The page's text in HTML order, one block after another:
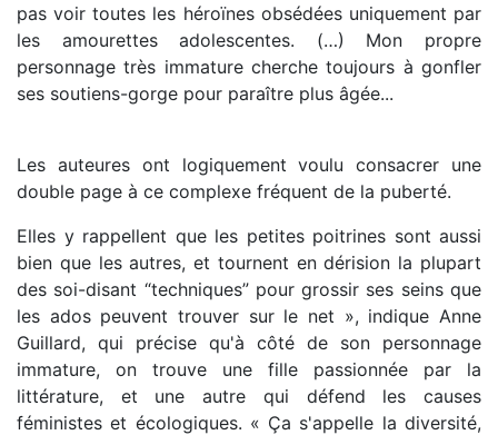
pas voir toutes les héroïnes obsédées uniquement par
les amourettes adolescentes. (…) Mon propre
personnage très immature cherche toujours à gonfler
ses soutiens-gorge pour paraître plus âgée...
Les auteures ont logiquement voulu consacrer une
double page à ce complexe fréquent de la puberté.
Elles y rappellent que les petites poitrines sont aussi
bien que les autres, et tournent en dérision la plupart
des soi-disant “techniques” pour grossir ses seins que
les ados peuvent trouver sur le net », indique Anne
Guillard, qui précise qu'à côté de son personnage
immature, on trouve une fille passionnée par la
littérature, et une autre qui défend les causes
féministes et écologiques. « Ça s'appelle la diversité,